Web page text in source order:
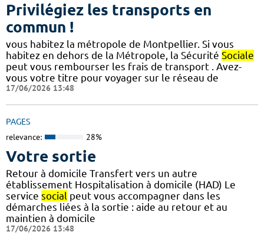
Privilégiez les transports en
commun !
vous habitez la métropole de Montpellier. Si vous
habitez en dehors de la Métropole, la Sécurité Sociale
peut vous rembourser les frais de transport . Avez-
vous votre titre pour voyager sur le réseau de
17/06/2026 13:48
PAGES
relevance: 28%
Votre sortie
Retour à domicile Transfert vers un autre
établissement Hospitalisation à domicile (HAD) Le
service social peut vous accompagner dans les
démarches liées à la sortie : aide au retour et au
maintien à domicile
17/06/2026 13:48